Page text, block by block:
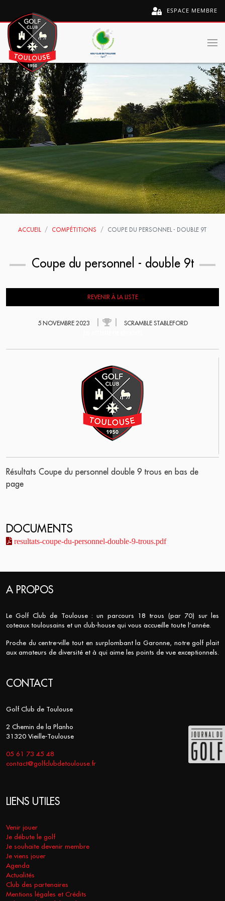
ESPACE MEMBRE
ACCUEIL COMPÉTITIONS COUPE DU PERSONNEL - DOUBLE 9T
Coupe du personnel - double 9t
REVENIR À LA LISTE
5 NOVEMBRE 2023 SCRAMBLE STABLEFORD
Résultats Coupe du personnel double 9 trous en bas de
page
DOCUMENTS
resultats-coupe-du-personnel-double-9-trous.pdf
A PROPOS
Le Golf Club de Toulouse : un parcours 18 trous (par 70) sur les
coteaux toulousains et un club-house qui vous accueille toute l’année.
Proche du centre-ville tout en surplombant la Garonne, notre golf plait
aux amateurs de diversité et à qui aime les points de vue exceptionnels.
CONTACT
Golf Club de Toulouse
2 Chemin de la Planho
31320 Vieille-Toulouse
05 61 73 45 48
contact@golfclubdetoulouse.fr
LIENS UTILES
Venir jouer
Je débute le golf
Je souhaite devenir membre
Je viens jouer
Agenda
Actualités
Club des partenaires
Mentions légales et Crédits